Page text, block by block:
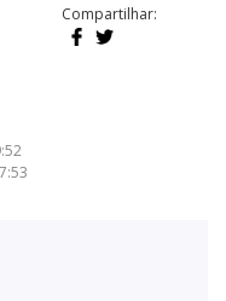
Compartilhar: